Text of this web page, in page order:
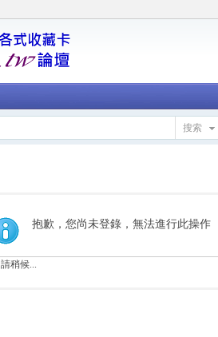
搜索
抱歉，您尚未登錄，無法進行此操作
請稍候...